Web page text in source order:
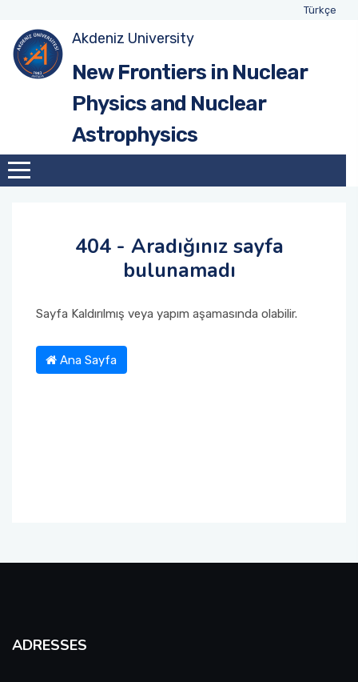
Türkçe
Akdeniz University
New Frontiers in Nuclear
Physics and Nuclear
Astrophysics
404 - Aradığınız sayfa
bulunamadı
Sayfa Kaldırılmış veya yapım aşamasında olabilir.
Ana Sayfa
ADRESSES